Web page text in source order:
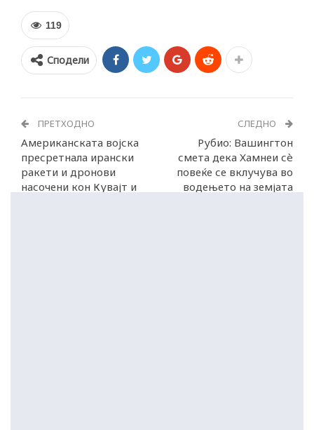
119
Сподели
ПРЕТХОДНО
Американската војска
пресретнала ирански
ракети и дронови
насочени кон Кувајт и
СЛЕДНО
Рубио: Вашингтон
смета дека Хамнеи сè
повеќе се вклучува во
водењето на земјата